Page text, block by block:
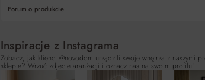
Forum o produkcie
Inspiracje z Instagrama
Zobacz, jak klienci @novodom urządzili swoje wnętrza z naszymi
sklepie? Wrzuć zdjęcie aranżacji i oznacz nas na swoim profilu!